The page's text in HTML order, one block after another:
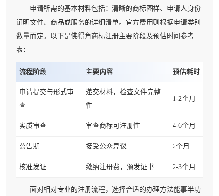
申请所需的基本材料包括：清晰的商标图样、申请人身份
证明文件、商品或服务的详细清单。官方费用则根据申请类别
数量而定。以下是佛得角商标注册主要阶段及预估时间参考
表：
流程阶段 主要内容 预估耗时
申请提交与形式审
查
递交材料，检查文件完整
性
1-2个月
实质审查 审查商标可注册性 4-6个月
公告期 接受公众异议 2个月
核准发证 缴纳注册费，颁发证书 2-3个月
面对相对专业的注册流程，选择合适的办理方法能事半功